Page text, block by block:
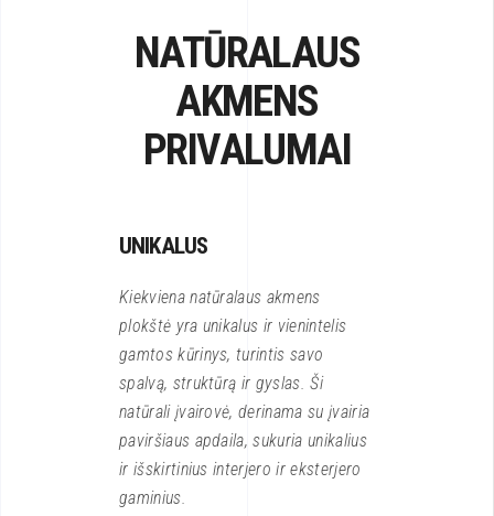
NATŪRALAUS
AKMENS
PRIVALUMAI
UNIKALUS
Kiekviena natūralaus akmens
plokštė yra unikalus ir vienintelis
gamtos kūrinys, turintis savo
spalvą, struktūrą ir gyslas. Ši
natūrali įvairovė, derinama su įvairia
paviršiaus apdaila, sukuria unikalius
ir išskirtinius interjero ir eksterjero
gaminius.